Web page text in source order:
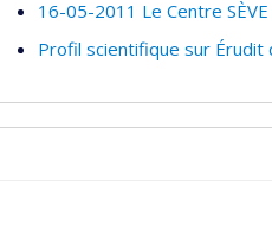
16-05-2011 Le Centre
Profil scientifique sur Érudit